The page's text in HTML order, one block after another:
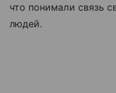
что понимали связь
людей.